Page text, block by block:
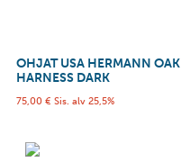
OHJAT USA HERMANN OAK
HARNESS DARK
75,00 € Sis. alv 25,5%